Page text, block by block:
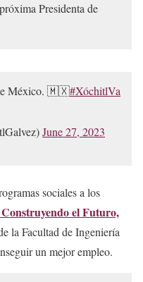
Presidenta de
de México. 🇲🇽#XóchitlVa
June 27, 2023
sociales a los
Construyendo el Futuro,
la Facultad de Ingeniería
un mejor empleo.